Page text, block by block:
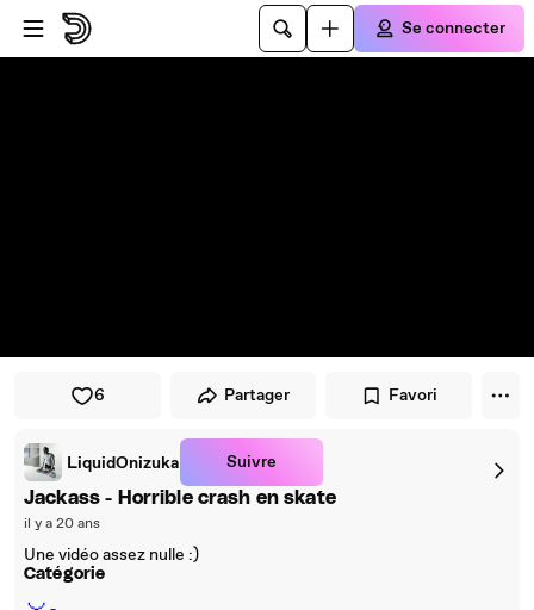
Passer au player
Passer au contenu principal
Se connecter
6 Partager Favori
LiquidOnizuka Suivre
Jackass - Horrible crash en skate
il y a 20 ans
Une vidéo assez nulle :)
Catégorie